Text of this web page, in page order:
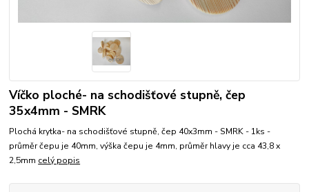
Víčko ploché- na schodišťové stupně, čep
35x4mm - SMRK
Plochá krytka- na schodišťové stupně, čep 40x3mm - SMRK - 1ks -
průměr čepu je 40mm, výška čepu je 4mm, průměr hlavy je cca 43,8 x
2,5mm celý popis